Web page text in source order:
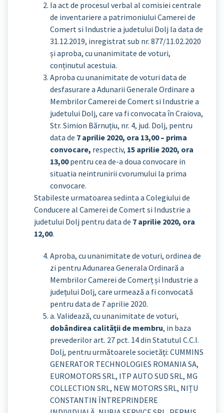
Ia act de procesul verbal al comisiei centrale
de inventariere a patrimoniului Camerei de
Comert si Industrie a judetului Dolj la data de
31.12.2019, inregistrat sub nr. 877/11.02.2020
și aproba, cu unanimitate de voturi,
conținutul acestuia.
Aproba cu unanimitate de voturi data de
desfasurare a Adunarii Generale Ordinare a
Membrilor Camerei de Comert si Industrie a
judetului Dolj, care va fi convocata în Craiova,
Str. Simion Bărnuțiu, nr. 4, jud. Dolj, pentru
data de 7 aprilie 2020, ora 13,00 – prima
convocare, respectiv, 15 aprilie 2020, ora
13,00pentru cea de-a doua convocare in
situatia neintrunirii cvorumului la prima
convocare.
Stabileste urmatoarea sedinta a Colegiului de
Conducere al Camerei de Comert si Industrie a
judetului Dolj pentru data de 7 aprilie 2020, ora
12,00.
Aproba, cu unanimitate de voturi, ordinea de
zi pentru Adunarea Generala Ordinară a
Membrilor Camerei de Comerț și Industrie a
județului Dolj, care urmează a fi convocată
pentru data de 7 aprilie 2020.
a. Validează, cu unanimitate de voturi,
dobândirea calităţii de membru, in baza
prevederilor art. 27 pct. 14 din Statutul C.C.I.
Dolj, pentru următoarele societăţi: CUMMINS
GENERATOR TECHNOLOGIES ROMANIA SA,
EUROMOTORS SRL, ITP AUTO SUD SRL, MG
COLLECTION SRL, NEW MOTORS SRL, NIȚU
CONSTANTIN ÎNTREPRINDERE